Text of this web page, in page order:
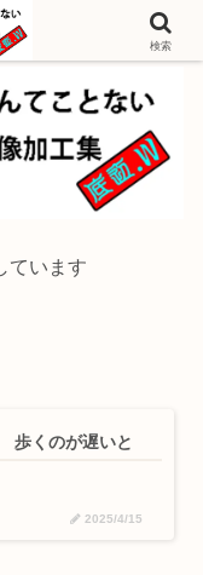
に加工するブログ
ています
歩くのが遅いと
2025/4/15
検索